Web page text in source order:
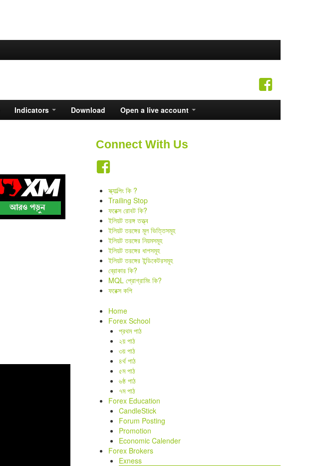
Indicators Download Open a live account
Connect With Us
স্ক্যাল্পিং কি ?
Trailing Stop
ফরেক্স রোবট কি?
ইলিয়ট তরঙ্গ তত্ত্ব
ইলিয়ট তরঙ্গের মূল ভিত্তিসমূহ
ইলিয়ট তরঙ্গের নিয়মসমূহ
ইলিয়ট তরঙ্গের ধাপসমূহ
ইলিয়ট তরঙ্গের ইন্ডিকেটরসমূহ
ব্রোকার কি?
MQL প্রোগ্রামিং কি?
ফরেক্স কপি
Home
Forex School
প্রথম পাঠ
২য় পাঠ
৩য় পাঠ
৪র্থ পাঠ
৫ম পাঠ
৬ষ্ঠ পাঠ
৭ম পাঠ
Forex Education
CandleStick
Forum Posting
Promotion
Economic Calender
Forex Brokers
Exness